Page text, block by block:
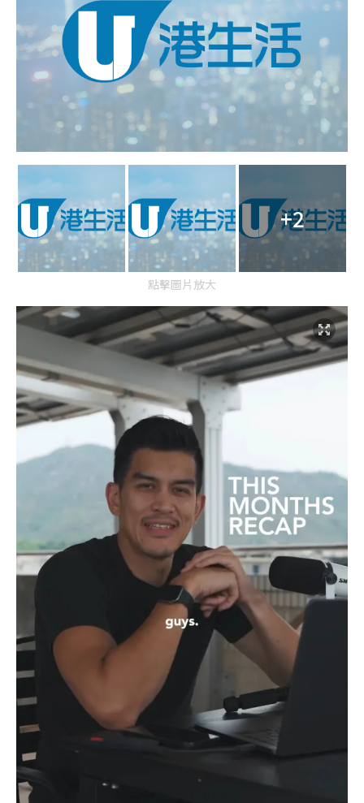
+2
點擊圖片放大